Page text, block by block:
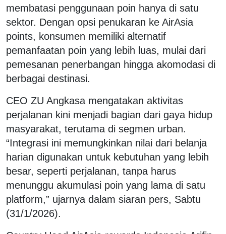
membatasi penggunaan poin hanya di satu
sektor. Dengan opsi penukaran ke AirAsia
points, konsumen memiliki alternatif
pemanfaatan poin yang lebih luas, mulai dari
pemesanan penerbangan hingga akomodasi di
berbagai destinasi.
CEO ZU Angkasa mengatakan aktivitas
perjalanan kini menjadi bagian dari gaya hidup
masyarakat, terutama di segmen urban.
“Integrasi ini memungkinkan nilai dari belanja
harian digunakan untuk kebutuhan yang lebih
besar, seperti perjalanan, tanpa harus
menunggu akumulasi poin yang lama di satu
platform,” ujarnya dalam siaran pers, Sabtu
(31/1/2026).